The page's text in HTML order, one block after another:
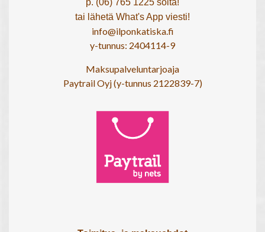
p. (06) 765 1225 soita!
tai lähetä What's App viesti!
info@ilponkatiska.fi
y-tunnus: 2404114-9
Maksupalveluntarjoaja
Paytrail Oyj (y-tunnus 2122839-7)